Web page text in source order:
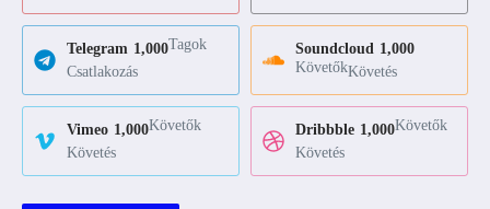
Telegram 1,000Tagok
Csatlakozás
Soundcloud 1,000
KövetőkKövetés
Vimeo 1,000Követők
Követés
Dribbble 1,000Követők
Követés